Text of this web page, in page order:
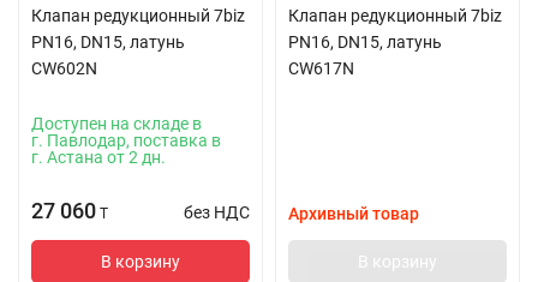
Клапан редукционный 7biz
PN16, DN15, латунь
CW602N
Доступен на складе в
г. Павлодар, поставка в
г. Астана от 2 дн.
27 060 T без НДС
В корзину
Клапан редукционный 7biz
PN16, DN15, латунь
CW617N
Архивный товар
В корзину